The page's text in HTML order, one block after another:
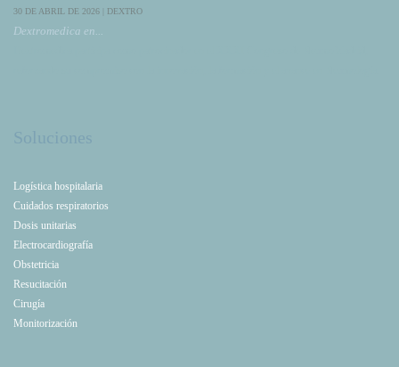
30 DE ABRIL DE 2026 | DEXTRO
Dextromedica en...
Logística hospitalaria
Cuidados respiratorios
Dosis unitarias
Electrocardiografía
Obstetricia
Resucitación
Cirugía
Monitorización